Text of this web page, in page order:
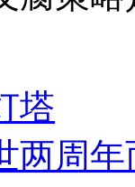
塔
周年